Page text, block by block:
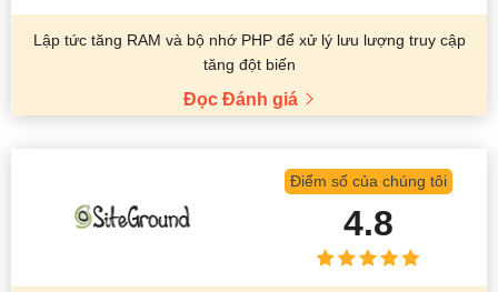
Lập tức tăng RAM và bộ nhớ PHP để xử lý lưu lượng truy cập
tăng đột biến
Đọc Đánh giá
Điểm số của chúng tôi
4.8